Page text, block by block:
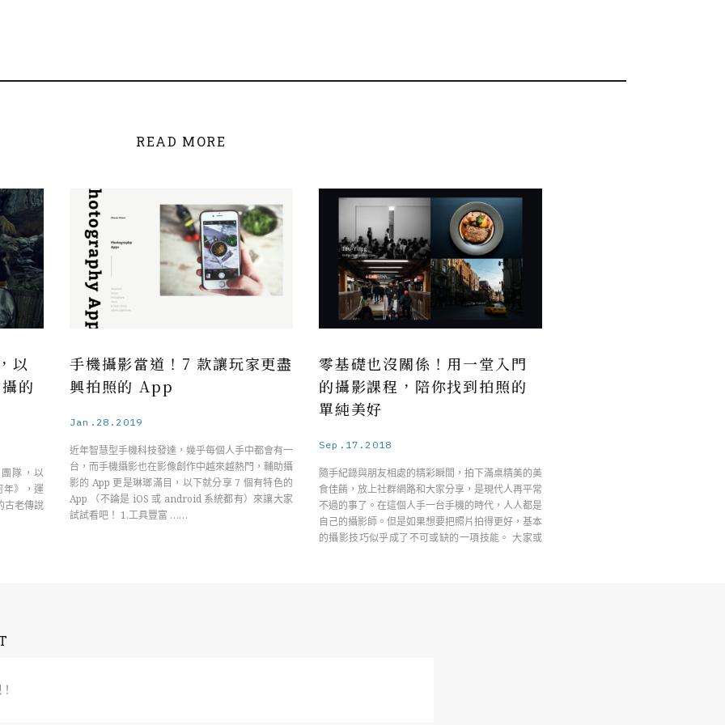
READ MORE
以
的
隊，以
》，運
古老傳說
手機攝影當道！7 款讓玩家更盡
興拍照的 App
Jan.28.2019
近年智慧型手機科技發達，幾乎每個人手中都會有一
台，而手機攝影也在影像創作中越來越熱門，輔助攝
影的 App 更是琳瑯滿目，以下就分享 7 個有特色的
App （不論是 iOS 或 android 系統都有）來讓大家
試試看吧！ 1.工具豐富 ……
零基礎也沒關係！用一堂入門
的攝影課程，陪你找到拍照的
單純美好
Sep.17.2018
隨手紀錄與朋友相處的精彩瞬間，拍下滿桌精美的美
食佳餚，放上社群網路和大家分享，是現代人再平常
不過的事了。在這個人手一台手機的時代，人人都是
自己的攝影師。但是如果想要把照片拍得更好，基本
的攝影技巧似乎成了不可或缺的一項技能。 大家或